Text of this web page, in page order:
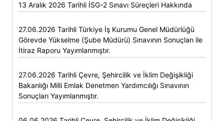
13 Aralık 2026 Tarihli İSG-2 Sınavı Süreçleri Hakkında
27.06.2026 Tarihli Türkiye İş Kurumu Genel Müdürlüğü
Görevde Yükselme (Şube Müdürü) Sınavının Sonuçları ile
İtiraz Raporu Yayımlanmıştır.
27.06.2026 Tarihli Çevre, Şehircilik ve İklim Değişikliği
Bakanlığı Milli Emlak Denetmen Yardımcılığı Sınavının
Sonuçları Yayımlanmıştır.